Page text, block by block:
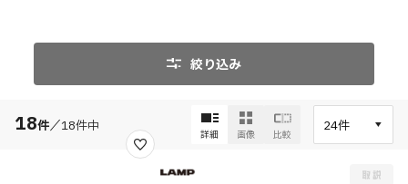
絞り込み
18件／18件中 詳細 画像 比較